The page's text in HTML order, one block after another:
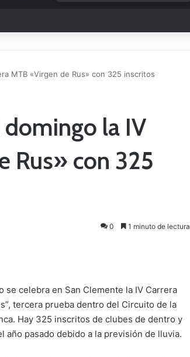
MTB «Virgen de Rus» con 325 inscritos
domingo la IV
Rus» con 325
0 1 minuto de lectura
se celebra en San Clemente la IV Carrera
tercera prueba dentro del Circuito de la
Hay 325 inscritos de clubes de dentro y
año pasado debido a la previsión de lluvia.